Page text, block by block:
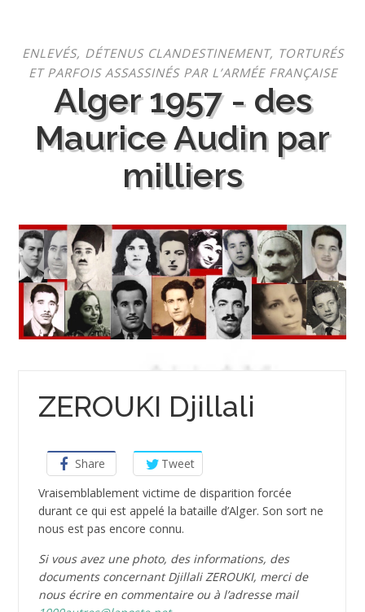
contenu
ENLEVÉS, DÉTENUS CLANDESTINEMENT, TORTURÉS
ET PARFOIS ASSASSINÉS PAR L’ARMÉE FRANÇAISE
Alger 1957 - des
Maurice Audin par
milliers
ZEROUKI Djillali
Share
Tweet
Vraisemblablement victime de disparition forcée
durant ce qui est appelé la bataille d’Alger. Son sort ne
nous est pas encore connu.
Si vous avez une photo, des informations, des
documents concernant Djillali ZEROUKI, merci de
nous écrire en commentaire ou à l’adresse mail